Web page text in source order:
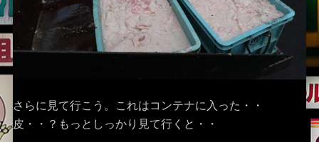
さらに見て行こう。これはコンテナに入った・・
皮・・？もっとしっかり見て行くと・・